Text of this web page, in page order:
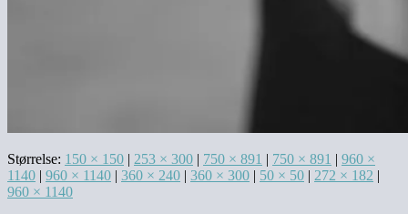
Størrelse: 150 × 150 | 253 × 300 | 750 × 891 | 750 × 891 | 960 ×
1140 | 960 × 1140 | 360 × 240 | 360 × 300 | 50 × 50 | 272 × 182 |
960 × 1140